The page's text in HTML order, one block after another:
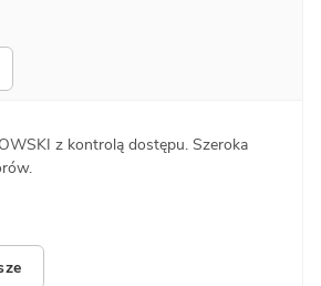
z kontrolą dostępu. Szeroka